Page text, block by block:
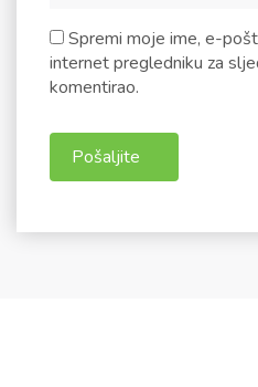
Spremi moje ime, e-
internet pregledniku za
komentirao.